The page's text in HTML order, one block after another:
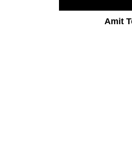
Amit